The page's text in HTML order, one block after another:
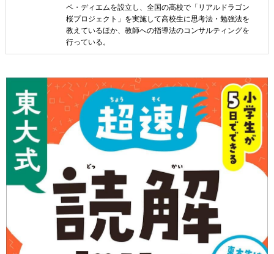
ペ・ディエムを設立し、全国の高校で「リアルドラゴン
桜プロジェクト」を実施して高校生に思考法・勉強法を
教えているほか、教師への指導法のコンサルティングを
行っている。